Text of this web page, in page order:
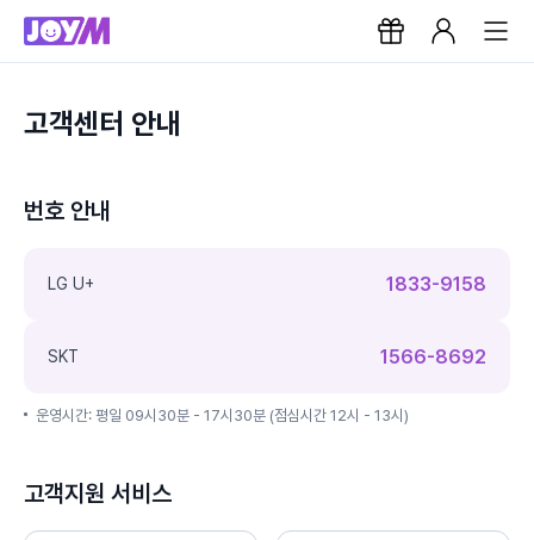
고객센터 안내
번호 안내
LG U+ 1833-9158
SKT 1566-8692
운영시간: 평일 09시30분 - 17시30분 (점심시간 12시 - 13시)
고객지원 서비스